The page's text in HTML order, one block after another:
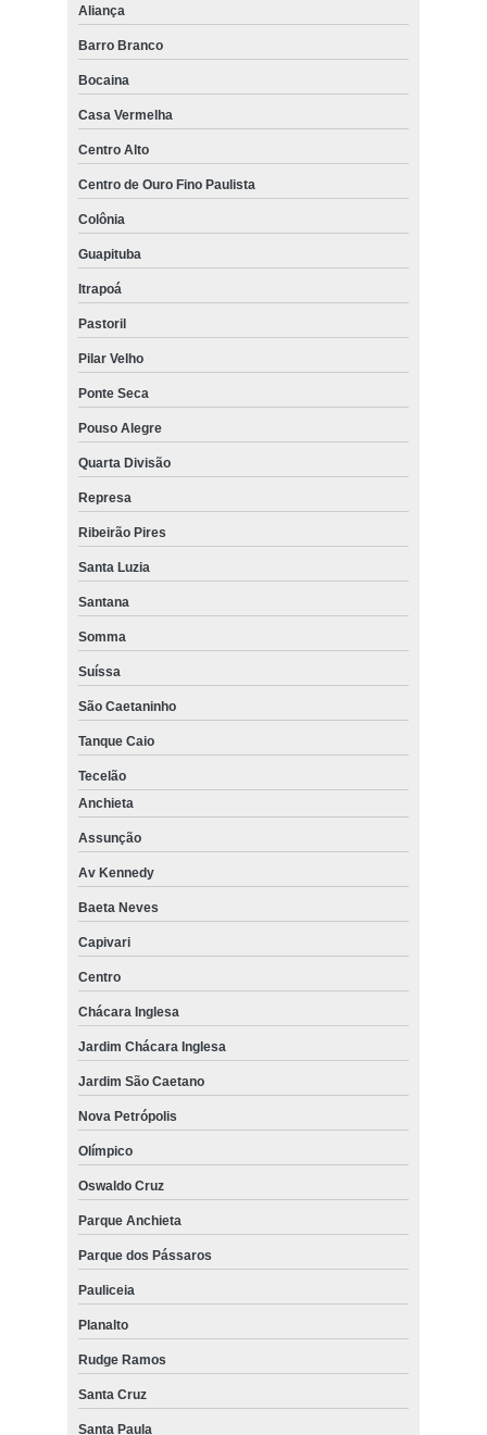
Aliança
Barro Branco
Bocaina
Casa Vermelha
Centro Alto
Centro de Ouro Fino Paulista
Colônia
Guapituba
Itrapoá
Pastoril
Pilar Velho
Ponte Seca
Pouso Alegre
Quarta Divisão
Represa
Ribeirão Pires
Santa Luzia
Santana
Somma
Suíssa
São Caetaninho
Tanque Caio
Tecelão
Anchieta
Assunção
Av Kennedy
Baeta Neves
Capivari
Centro
Chácara Inglesa
Jardim Chácara Inglesa
Jardim São Caetano
Nova Petrópolis
Olímpico
Oswaldo Cruz
Parque Anchieta
Parque dos Pássaros
Pauliceia
Planalto
Rudge Ramos
Santa Cruz
Santa Paula